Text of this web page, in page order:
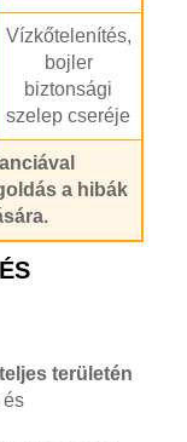
Vízkőtelenítés,
bojler
biztonsági
szelep cseréje
a hibák
területén
és